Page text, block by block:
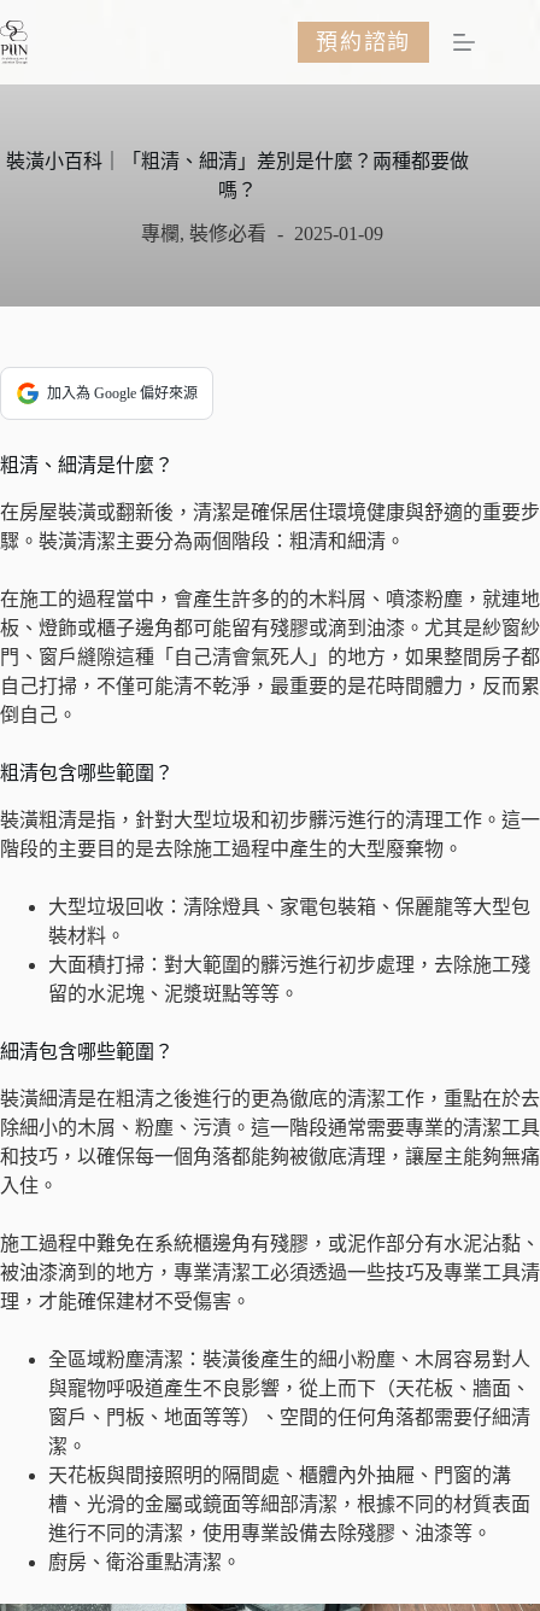
至
容
預約諮詢
裝潢小百科｜「粗清、細清」差別是什麼？兩種都要做
嗎？
專欄, 裝修必看 2025-01-09
加入為 Google 偏好來源
粗清、細清是什麼？
在房屋裝潢或翻新後，清潔是確保居住環境健康與舒適的重要步
驟。裝潢清潔主要分為兩個階段：粗清和細清。
在施工的過程當中，會產生許多的的木料屑、噴漆粉塵，就連地
板、燈飾或櫃子邊角都可能留有殘膠或滴到油漆。尤其是紗窗紗
門、窗戶縫隙這種「自己清會氣死人」的地方，如果整間房子都
自己打掃，不僅可能清不乾淨，最重要的是花時間體力，反而累
倒自己。
粗清包含哪些範圍？
裝潢粗清是指，針對大型垃圾和初步髒污進行的清理工作。這一
階段的主要目的是去除施工過程中產生的大型廢棄物。
大型垃圾回收：清除燈具、家電包裝箱、保麗龍等大型包
裝材料。
大面積打掃：對大範圍的髒污進行初步處理，去除施工殘
留的水泥塊、泥漿斑點等等。
細清包含哪些範圍？
裝潢細清是在粗清之後進行的更為徹底的清潔工作，重點在於去
除細小的木屑、粉塵、污漬。這一階段通常需要專業的清潔工具
和技巧，以確保每一個角落都能夠被徹底清理，讓屋主能夠無痛
入住。
施工過程中難免在系統櫃邊角有殘膠，或泥作部分有水泥沾黏、
被油漆滴到的地方，專業清潔工必須透過一些技巧及專業工具清
理，才能確保建材不受傷害。
全區域粉塵清潔：裝潢後產生的細小粉塵、木屑容易對人
與寵物呼吸道產生不良影響，從上而下（天花板、牆面、
窗戶、門板、地面等等）、空間的任何角落都需要仔細清
潔。
天花板與間接照明的隔間處、櫃體內外抽屜、門窗的溝
槽、光滑的金屬或鏡面等細部清潔，根據不同的材質表面
進行不同的清潔，使用專業設備去除殘膠、油漆等。
廚房、衛浴重點清潔。